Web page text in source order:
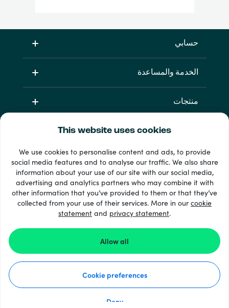
This website uses cookies
We use cookies to personalise content and ads, to provide
social media features and to analyse our traffic. We also share
information about your use of our site with our social media,
advertising and analytics partners who may combine it with
other information that you’ve provided to them or that they’ve
collected from your use of their services. More in ourcookie
statement and privacy statement.
Allow all
Cookie preferences
Deny
حسابي
الخدمة والمساعدة
منتجات
33 + طرق الدفع
إظهار الجميع
Recharge.com ©2026
كيف يعمل موقعنا؟
بيان الخصوصية